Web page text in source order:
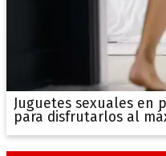
Juguetes sexuales en
para disfrutarlos al